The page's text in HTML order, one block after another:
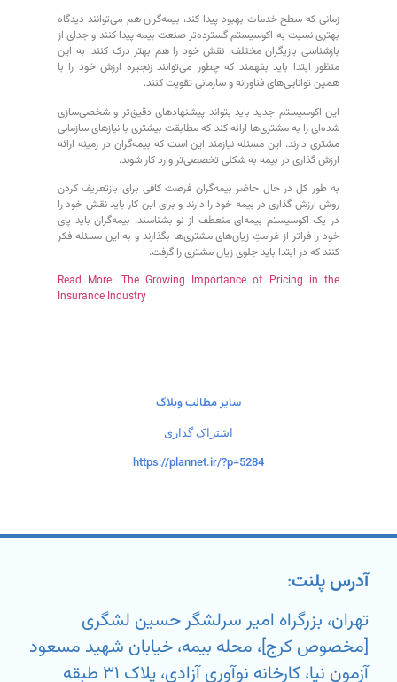
زمانی که سطح خدمات بهبود پیدا کند، بیمه‌گران هم می‌توانند دیدگاه
بهتری نسبت به اکوسیستم گسترده‌تر صنعت بیمه پیدا کنند و جدای از
بازشناسی بازیگران مختلف، نقش خود را هم بهتر درک کنند. به این
منظور ابتدا باید بفهمند که چطور می‌توانند زنجیره ارزش خود را با
همین توانایی‌های فناورانه و سازمانی تقویت کنند.
این اکوسیستم جدید باید بتواند پیشنهادهای دقیق‌تر و شخصی‌سازی
شده‌ای را به مشتری‌ها ارائه کند که مطابقت بیشتری با نیازهای سازمانی
مشتری دارند. این مسئله نیازمند این است که بیمه‌گران در زمینه ارائه
ارزش گذاری در بیمه به شکلی تخصصی‌تر وارد کار شوند.
به طور کل در حال حاضر بیمه‌گران فرصت کافی برای بازتعریف کردن
روش ارزش گذاری در بیمه خود را دارند و برای این کار باید نقش خود را
در یک اکوسیستم بیمه‌ای منعطف از نو بشناسند. بیمه‌گران باید پای
خود را فراتر از غرامتِ زیان‌های مشتری‌ها بگذارند و به این مسئله فکر
کنند که در ابتدا باید جلوی زیان مشتری را گرفت.
Read More: The Growing Importance of Pricing in the
Insurance Industry
سایر مطالب وبلاگ
اشتراک گذاری
https://plannet.ir/?p=5284
آدرس پلنت:
تهران، بزرگراه امیر سرلشگر حسین لشگری
[مخصوص کرج]، محله بیمه، خیابان شهید مسعود
آزمون نیا، کارخانه نوآوری آزادی، پلاک ۳۱ طبقه